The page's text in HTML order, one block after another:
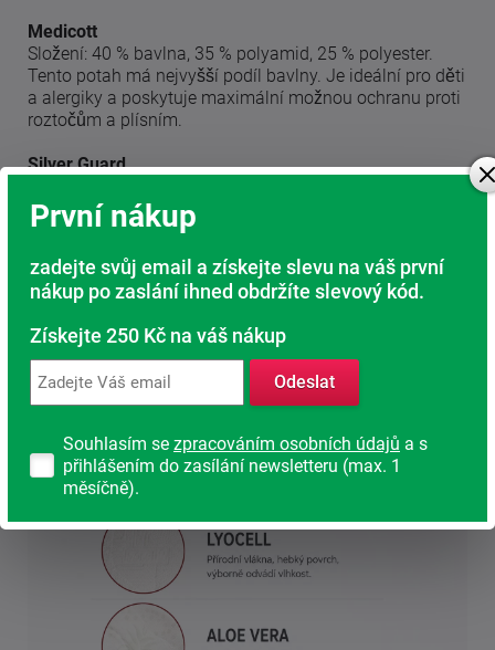
Medicott
Složení: 40 % bavlna, 35 % polyamid, 25 % polyester.
Tento potah má nejvyšší podíl bavlny. Je ideální pro děti
a alergiky a poskytuje maximální možnou ochranu proti
roztočům a plísním.
Silver Guard
Nešetřeme na svém zdraví. Spánek je nejpřirozenější
regenerací našeho těla.
První nákup
zadejte svůj email a získejte slevu na váš první
nákup po zaslání ihned obdržíte slevový kód.
Získejte 250 Kč na váš nákup
Odeslat
Souhlasím se zpracováním osobních údajů a s
přihlášením do zasílání newsletteru (max. 1
měsíčně).